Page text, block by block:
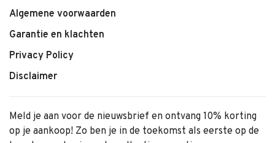
Algemene voorwaarden
Garantie en klachten
Privacy Policy
Disclaimer
Meld je aan voor de nieuwsbrief en ontvang 10% korting
op je aankoop! Zo ben je in de toekomst als eerste op de